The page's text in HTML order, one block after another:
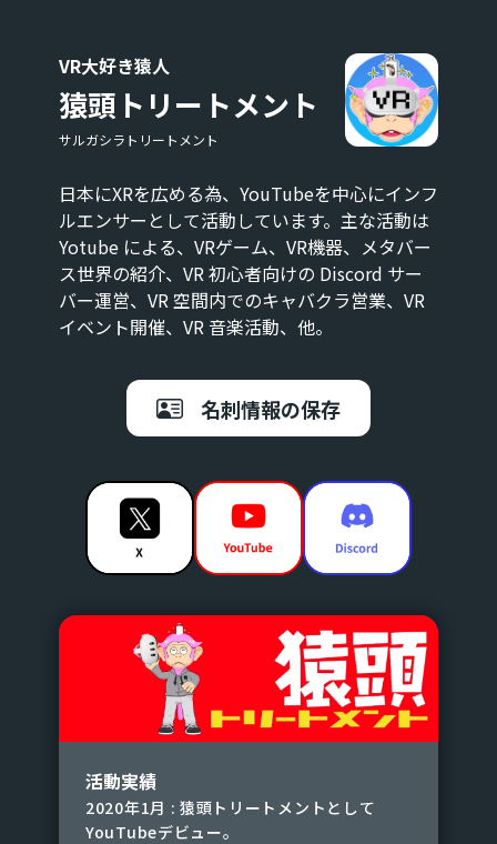
VR大好き猿人
猿頭トリートメント
サルガシラトリートメント
日本にXRを広める為、YouTubeを中心にインフ
ルエンサーとして活動しています。主な活動は
Yotube による、VRゲーム、VR機器、メタバー
ス世界の紹介、VR 初心者向けの Discord サー
バー運営、VR 空間内でのキャバクラ営業、VR
イベント開催、VR 音楽活動、他。
名刺情報の保存
活動実績
2020年1月 : 猿頭トリートメントとして
YouTubeデビュー。